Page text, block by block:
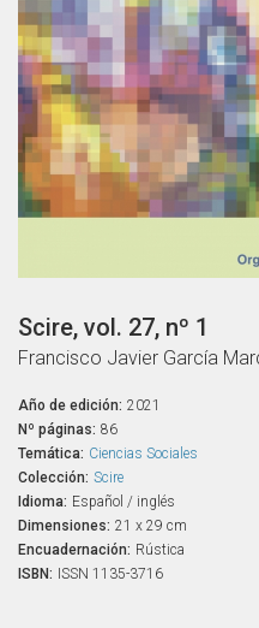
Scire, vol. 27, nº 1
Francisco Javier García
Año de edición: 2021
Nº páginas: 86
Temática: Ciencias Sociales
Colección: Scire
Idioma: Español / inglés
Dimensiones: 21 x 29 cm
Encuadernación: Rústica
ISBN: ISSN 1135-3716